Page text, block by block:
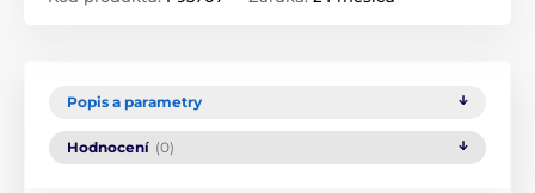
Popis a parametry
Hodnocení (0)